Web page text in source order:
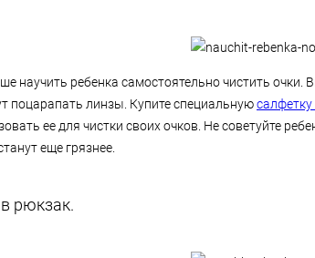
научить ребенка самостоятельно чистить очки.
поцарапать линзы. Купите специальную
ее для чистки своих очков. Не советуйте
еще грязнее.
рюкзак.